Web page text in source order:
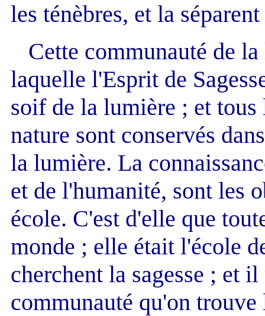
les ténèbres, et la
Cette communauté de
laquelle l'Esprit de
soif de la lumière ; et tous
nature sont conservés
la lumière. La
et de l'humanité, sont les
école. C'est d'elle que
monde ; elle était l'école
cherchent la sagesse ; et
communauté qu'on